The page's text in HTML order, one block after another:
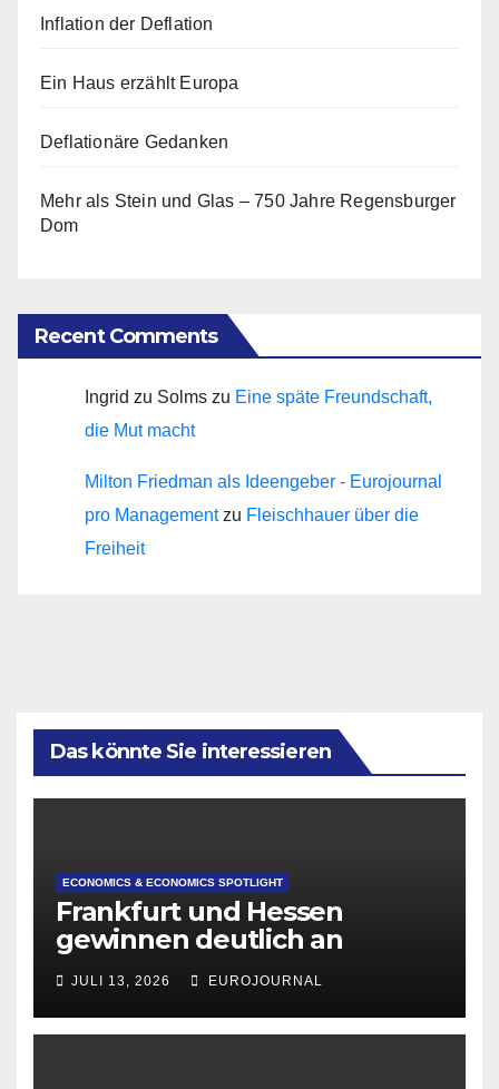
Inflation der Deflation
Ein Haus erzählt Europa
Deflationäre Gedanken
Mehr als Stein und Glas – 750 Jahre Regensburger
Dom
Recent Comments
Ingrid zu Solms zu Eine späte Freundschaft,
die Mut macht
Milton Friedman als Ideengeber - Eurojournal
pro Managementzu Fleischhauer über die
Freiheit
Das könnte Sie interessieren
ECONOMICS & ECONOMICS SPOTLIGHT
Frankfurt und Hessen
gewinnen deutlich an
Attraktivität für Startup-
Gründungen
JULI 13, 2026 EUROJOURNAL